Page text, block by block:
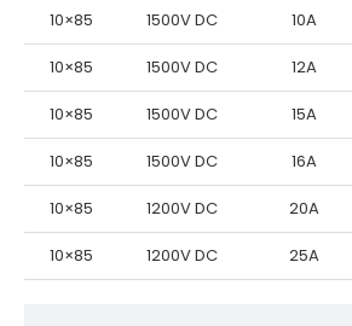
10×85 1500V DC 10A
10×85 1500V DC 12A
10×85 1500V DC 15A
10×85 1500V DC 16A
10×85 1200V DC 20A
10×85 1200V DC 25A